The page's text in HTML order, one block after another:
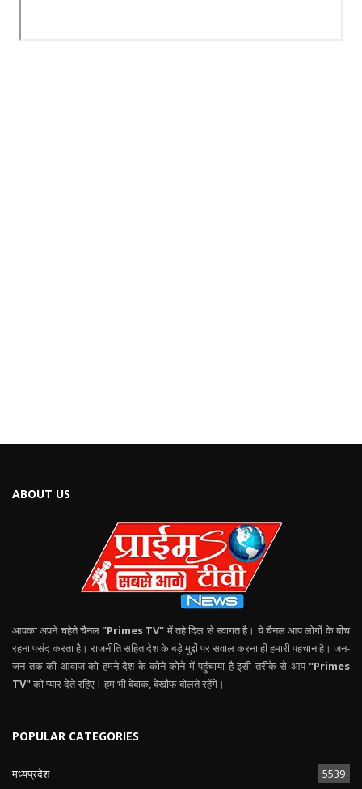
ABOUT US
आपका अपने चहेते चैनल "Primes TV" में तहे दिल से स्वागत है। ये चैनल आप लोगों के बीच
रहना पसंद करता है। राजनीति सहित देश के बड़े मुद्दों पर सवाल करना ही हमारी पहचान है। जन-
जन तक की आवाज को हमने देश के कोने-कोने में पहुंचाया है इसी तरीके से आप "Primes
TV"को प्यार देते रहिए। हम भी बेबाक, बेखौफ बोलते रहेंगे।
POPULAR CATEGORIES
मध्यप्रदेश 5539